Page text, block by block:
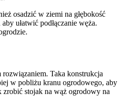
osadzić w ziemi na głębokość
ułatwić podłączanie węża.
Taka konstrukcja
w pobliżu kranu ogrodowego, aby
zrobić stojak na wąż ogrodowy na